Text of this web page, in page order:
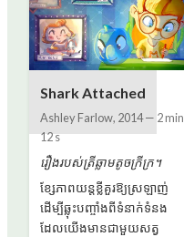
Shark Attached
Ashley Farlow, 2014— 2 min
12 s
រឿងរបស់ត្រីឆ្លាមតូចក្រីក្រ។
ខ្សែភាពយន្ដខ្លីគួរឱ្យស្រឡាញ់
ដើម្បីឆ្លុះបញ្ចាំងពីទំនាក់ទំនង
ដែលយើងមានជាមួយសត្វ